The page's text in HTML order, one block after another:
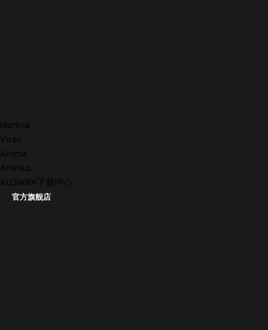
Mantra
Vires
Anima
Animus
KLOWRA下载中心
官方旗舰店